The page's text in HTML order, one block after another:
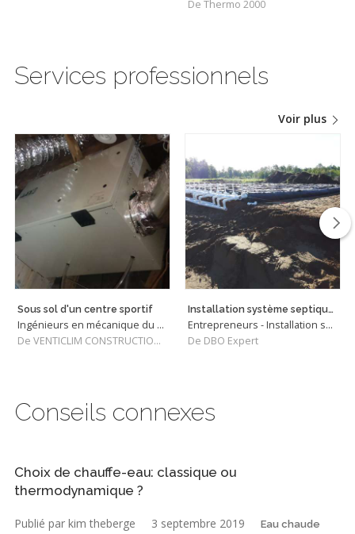
De Thermo 2000
Services professionnels
Voir plus
Sous sol d'un centre sportif
Ingénieurs en mécanique du bâtiment
De VENTICLIM CONSTRUCTIONS INC
Installation système septique halte routière Québec, Canada
Entrepreneurs - Installation septiques
De DBO Expert
Conseils connexes
Choix de chauffe-eau: classique ou
thermodynamique ?
Publié par kim theberge 3 septembre 2019 Eau chaude